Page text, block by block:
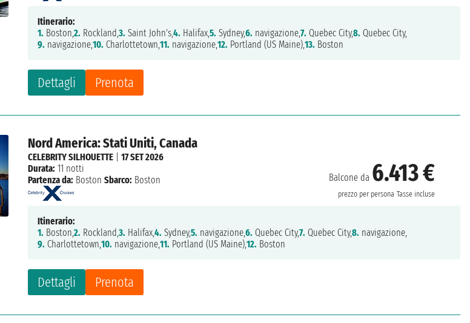
Dettagli Prenota
Itinerario:
1. Boston,2. Rockland,3. Saint John's,4. Halifax,5. Sydney,6. navigazione,7. Quebec City,8. Quebec City,
9. navigazione,10. Charlottetown,11. navigazione,12. Portland (US Maine),13. Boston
Nord America: Stati Uniti, Canada
Balcone da 6.413 €
prezzo per persona Tasse incluse
Dettagli Prenota
CELEBRITY SILHOUETTE |17 SET 2026
Durata: 11 notti
Partenza da: Boston Sbarco: Boston
Itinerario:
1. Boston,2. Rockland,3. Halifax,4. Sydney,5. navigazione,6. Quebec City,7. Quebec City,8. navigazione,
9. Charlottetown,10. navigazione,11. Portland (US Maine),12. Boston